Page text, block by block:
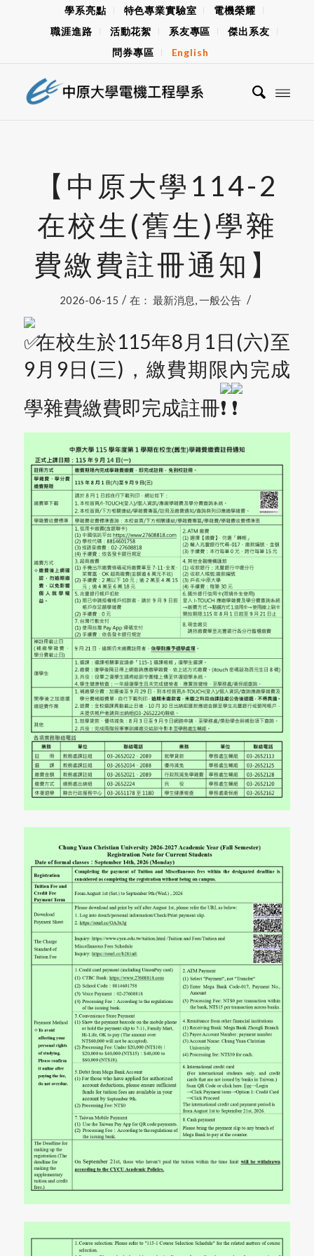
學系亮點 特色專業實驗室
電機榮耀
職涯進路
活動花絮 系友專區
傑出系友
問券專區
English
【中原大學114-2
在校生(舊生)學雜
費繳費註冊通知】
2026-06-15 / 在： 最新消息,一般公告 /
在校生於115年8月1日(六)至
9月9日(三)，繳費期限內完成
學雜費繳費即完成註冊